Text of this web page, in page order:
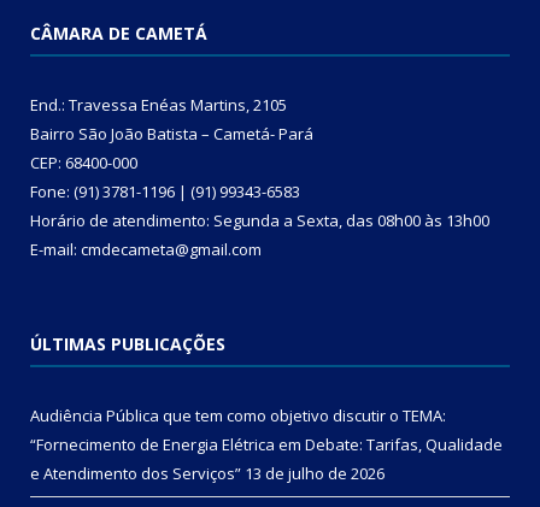
CÂMARA DE CAMETÁ
End.: Travessa Enéas Martins, 2105
Bairro São João Batista – Cametá- Pará
CEP: 68400-000
Fone: (91) 3781-1196 | (91) 99343-6583
Horário de atendimento: Segunda a Sexta, das 08h00 às 13h00
E-mail: cmdecameta@gmail.com
ÚLTIMAS PUBLICAÇÕES
Audiência Pública que tem como objetivo discutir o TEMA:
“Fornecimento de Energia Elétrica em Debate: Tarifas, Qualidade
e Atendimento dos Serviços” 13 de julho de 2026